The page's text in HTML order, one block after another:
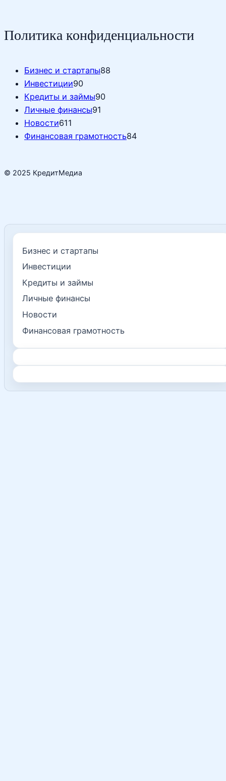
Политика конфиденциальности
Бизнес и стартапы88
Инвестиции90
Кредиты и займы90
Личные финансы91
Новости611
Финансовая грамотность84
© 2025 КредитМедиа
Бизнес и стартапы
Инвестиции
Кредиты и займы
Личные финансы
Новости
Финансовая грамотность